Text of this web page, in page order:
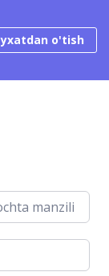
o'tish